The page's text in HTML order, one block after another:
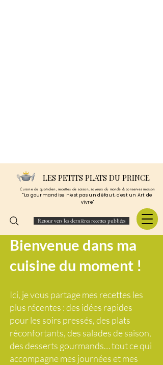
LES PETITS PLATS DU PRINCE
Cuisine du quotidien, recettes de saison, saveurs du monde & conserves maison
"La gourmandise n'est pas un défaut, c'est un Art de
vivre"
Retour vers les dernières recettes publiées
Bienvenue dans ma
cuisine du moment !
Ici, je vous partage mes recettes les
plus récentes : des idées rapides
pour les soirs pressés, des plats
réconfortants, des salades de saison,
des desserts gourmands… tout ce qui
accompagne mes journées et mes